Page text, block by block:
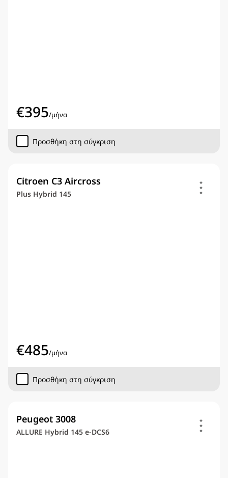
€395/μήνα
Προσθήκη στη σύγκριση
Citroen C3 Aircross
Plus Hybrid 145
€485/μήνα
Προσθήκη στη σύγκριση
Peugeot 3008
ALLURE Hybrid 145 e-DCS6